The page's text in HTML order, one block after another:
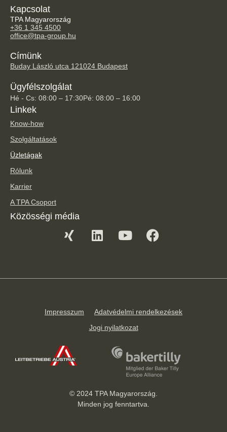
Kapcsolat
TPA Magyarország
+36 1 345 4500
office@tpa-group.hu
Címünk
Buday László utca 121024 Budapest
Ügyfélszolgálat
Hé - Cs: 08:00 – 17:30Pé: 08:00 – 16:00
Linkek
Know-how
Szolgáltatások
Üzletágak
Rólunk
Karrier
A TPA Csoport
Közösségi média
Impresszum
Adatvédelmi rendelkezések
Jogi nyilatkozat
© 2024 TPA Magyarország.
Minden jog fenntartva.